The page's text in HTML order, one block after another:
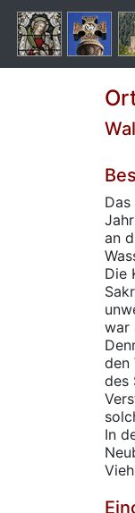
an
Die
war
den
des
In